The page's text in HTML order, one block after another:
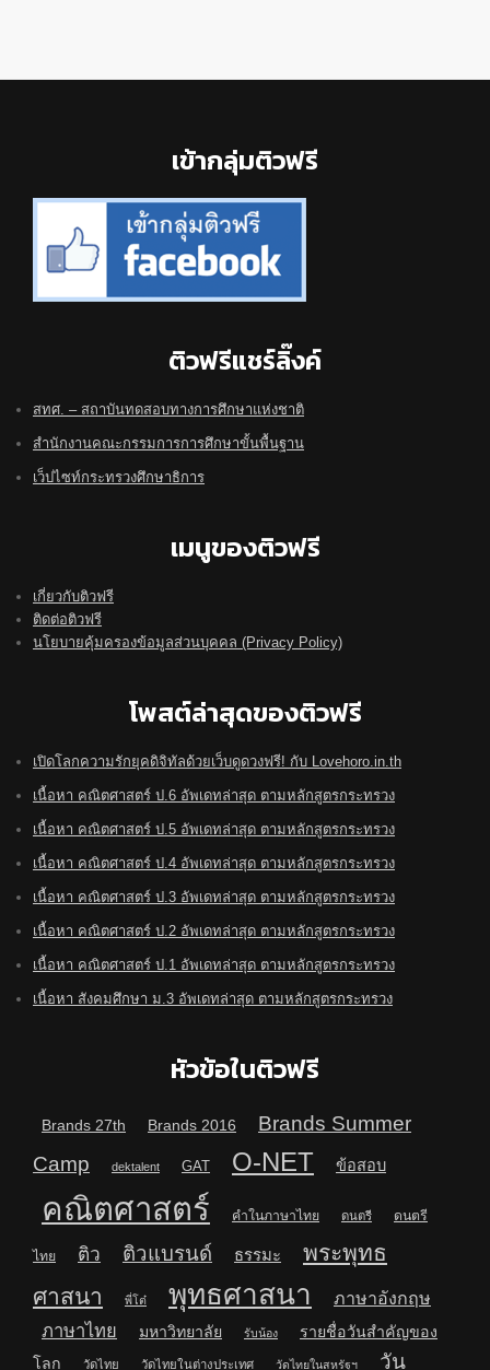
เข้ากลุ่มติวฟรี
ติวฟรีแชร์ลิ๊งค์
สทศ. – สถาบันทดสอบทางการศึกษาแห่งชาติ
สำนักงานคณะกรรมการการศึกษาขั้นพื้นฐาน
เว็ปไซท์กระทรวงศึกษาธิการ
เมนูของติวฟรี
เกี่ยวกับติวฟรี
ติดต่อติวฟรี
นโยบายคุ้มครองข้อมูลส่วนบุคคล (Privacy Policy)
โพสต์ล่าสุดของติวฟรี
เปิดโลกความรักยุคดิจิทัลด้วยเว็บดูดวงฟรี! กับ Lovehoro.in.th
เนื้อหา คณิตศาสตร์ ป.6 อัพเดทล่าสุด ตามหลักสูตรกระทรวง
เนื้อหา คณิตศาสตร์ ป.5 อัพเดทล่าสุด ตามหลักสูตรกระทรวง
เนื้อหา คณิตศาสตร์ ป.4 อัพเดทล่าสุด ตามหลักสูตรกระทรวง
เนื้อหา คณิตศาสตร์ ป.3 อัพเดทล่าสุด ตามหลักสูตรกระทรวง
เนื้อหา คณิตศาสตร์ ป.2 อัพเดทล่าสุด ตามหลักสูตรกระทรวง
เนื้อหา คณิตศาสตร์ ป.1 อัพเดทล่าสุด ตามหลักสูตรกระทรวง
เนื้อหา สังคมศึกษา ม.3 อัพเดทล่าสุด ตามหลักสูตรกระทรวง
หัวข้อในติวฟรี
Brands 27th Brands 2016
Brands Summer
Camp
dektalent GAT O-NET ข้อสอบ
คณิตศาสตร์ คำในภาษาไทย ดนตรี ดนตรี
ไทย ติว ติวแบรนด์ ธรรมะ
พระพุทธ
ศาสนา
พี่โต๋ พุทธศาสนา ภาษาอังกฤษ
ภาษาไทย มหาวิทยาลัย รับน้อง
รายชื่อวันสำคัญของ
โลก
วัดไทย วัดไทยในต่างประเทศ วัดไทยในสหรัฐฯ วัน